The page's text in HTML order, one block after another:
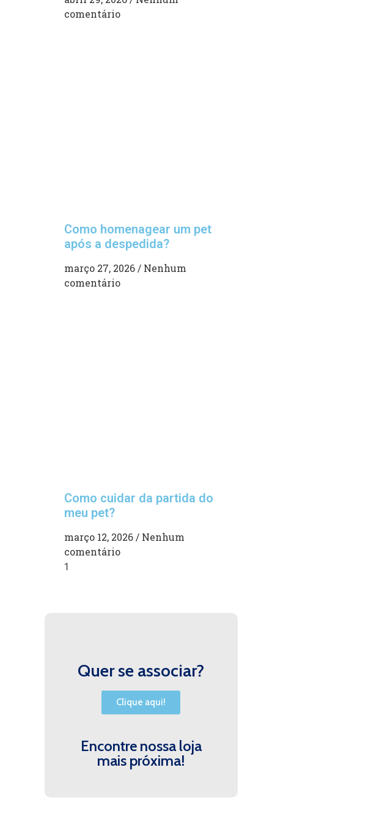
comentário
Como homenagear um pet
após a despedida?
março 27, 2026 Nenhum
comentário
Como cuidar da partida do
meu pet?
março 12, 2026 Nenhum
comentário
Quer se associar?
Clique aqui!
Encontre nossa loja
mais próxima!